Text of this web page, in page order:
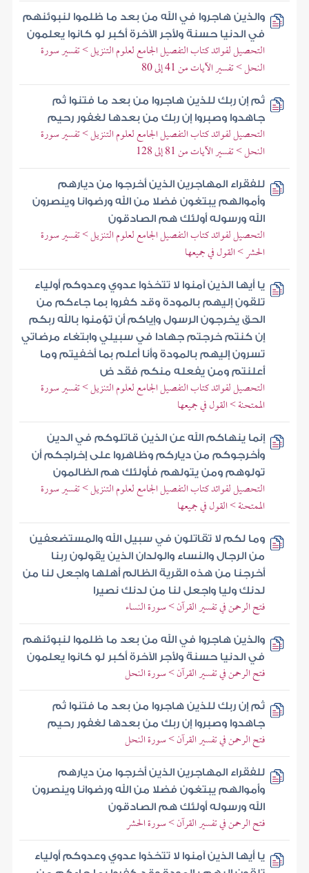
والذين هاجروا في الله من بعد ما ظلموا لنبوئنهم
في الدنيا حسنة ولأجر الآخرة أكبر لو كانوا يعلمون
التحصيل لفوائد كتاب التفصيل الجامع لعلوم التنزيل > تفسير سورة
النحل > تفسير الآيات من 41 إلى 80
ثم إن ربك للذين هاجروا من بعد ما فتنوا ثم
جاهدوا وصبروا إن ربك من بعدها لغفور رحيم
التحصيل لفوائد كتاب التفصيل الجامع لعلوم التنزيل > تفسير سورة
النحل > تفسير الآيات من 81 إلى 128
للفقراء المهاجرين الذين أخرجوا من ديارهم
وأموالهم يبتغون فضلا من الله ورضوانا وينصرون
الله ورسوله أولئك هم الصادقون
التحصيل لفوائد كتاب التفصيل الجامع لعلوم التنزيل > تفسير سورة
الحشر > القول في جميعها
يا أيها الذين آمنوا لا تتخذوا عدوي وعدوكم أولياء
تلقون إليهم بالمودة وقد كفروا بما جاءكم من
الحق يخرجون الرسول وإياكم أن تؤمنوا بالله ربكم
إن كنتم خرجتم جهادا في سبيلي وابتغاء مرضاتي
تسرون إليهم بالمودة وأنا أعلم بما أخفيتم وما
أعلنتم ومن يفعله منكم فقد ض
التحصيل لفوائد كتاب التفصيل الجامع لعلوم التنزيل > تفسير سورة
الممتحنة > القول في جميعها
إنما ينهاكم الله عن الذين قاتلوكم في الدين
وأخرجوكم من دياركم وظاهروا على إخراجكم أن
تولوهم ومن يتولهم فأولئك هم الظالمون
التحصيل لفوائد كتاب التفصيل الجامع لعلوم التنزيل > تفسير سورة
الممتحنة > القول في جميعها
وما لكم لا تقاتلون في سبيل الله والمستضعفين
من الرجال والنساء والولدان الذين يقولون ربنا
أخرجنا من هذه القرية الظالم أهلها واجعل لنا من
لدنك وليا واجعل لنا من لدنك نصيرا
فتح الرحمن في تفسير القرآن > سورة النساء
والذين هاجروا في الله من بعد ما ظلموا لنبوئنهم
في الدنيا حسنة ولأجر الآخرة أكبر لو كانوا يعلمون
فتح الرحمن في تفسير القرآن > سورة النحل
ثم إن ربك للذين هاجروا من بعد ما فتنوا ثم
جاهدوا وصبروا إن ربك من بعدها لغفور رحيم
فتح الرحمن في تفسير القرآن > سورة النحل
للفقراء المهاجرين الذين أخرجوا من ديارهم
وأموالهم يبتغون فضلا من الله ورضوانا وينصرون
الله ورسوله أولئك هم الصادقون
فتح الرحمن في تفسير القرآن > سورة الحشر
يا أيها الذين آمنوا لا تتخذوا عدوي وعدوكم أولياء